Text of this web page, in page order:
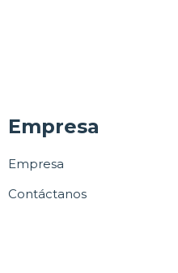
Empresa
Empresa
Contáctanos